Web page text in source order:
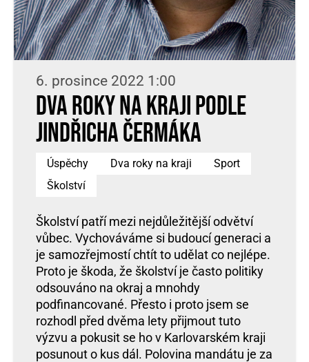
6. prosince 2022 1:00
Dva roky na kraji podle
Jindřicha Čermáka
Úspěchy Dva roky na kraji
Sport
Školství
Školství patří mezi nejdůležitější odvětví
vůbec. Vychováváme si budoucí generaci a
je samozřejmostí chtít to udělat co nejlépe.
Proto je škoda, že školství je často politiky
odsouváno na okraj a mnohdy
podfinancované. Přesto i proto jsem se
rozhodl před dvěma lety přijmout tuto
výzvu a pokusit se ho v Karlovarském kraji
posunout o kus dál. Polovina mandátu je za